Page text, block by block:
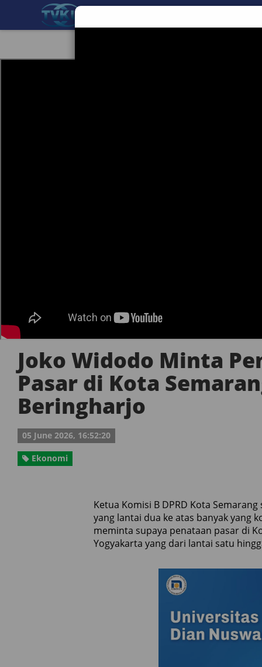
Joko Widodo Minta
Pasar di Kota
Beringharjo
05 June 2026, 16:52:20
Ekonomi
Ketua Komisi B DPRD Kota
yang lantai dua ke atas banyak yang
meminta supaya penataan pasar di
Yogyakarta yang dari lantai satu